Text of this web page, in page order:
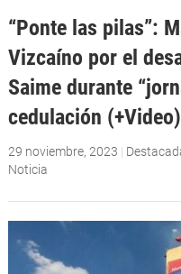
“Ponte las pilas”:
Vizcaíno por el
Saime durante
cedulación (+Video)
29 noviembre, 2023 |
Noticia